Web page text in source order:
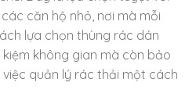
căn hộ nhỏ, nơi mà mỗi
lựa chọn thùng rác dán
không gian mà còn bảo
quản lý rác thải một cách